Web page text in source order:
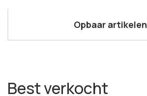
Opbaar artikelen
Best verkocht